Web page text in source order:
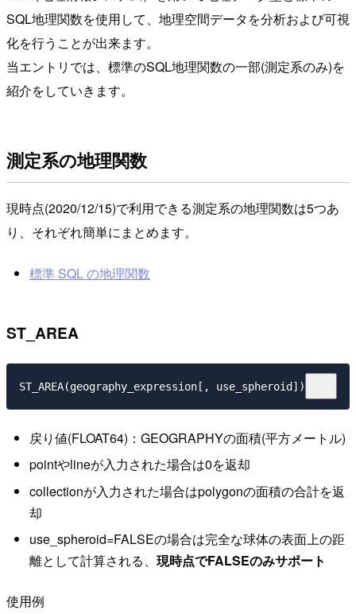
SQL地理関数を使用して、地理空間データを分析および可視
化を行うことが出来ます。
当エントリでは、標準のSQL地理関数の一部(測定系のみ)を
紹介をしていきます。
測定系の地理関数
現時点(2020/12/15)で利用できる測定系の地理関数は5つあ
り、それぞれ簡単にまとめます。
標準 SQL の地理関数
ST_AREA
戻り値(FLOAT64)：GEOGRAPHYの面積(平方メートル)
pointやlineが入力された場合は0を返却
collectionが入力された場合はpolygonの面積の合計を返
却
use_spheroid=FALSEの場合は完全な球体の表面上の距
離として計算される、 現時点でFALSEのみサポート
使用例